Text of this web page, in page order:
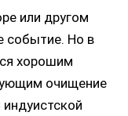
или другом
событие. Но в
хорошим
очищение